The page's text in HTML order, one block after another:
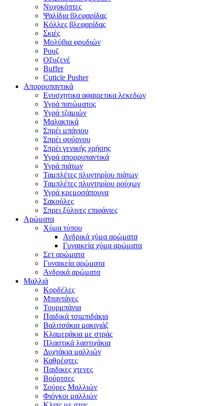
Νυχοκόπτες
Ψαλίδια βλεφαρίδας
Κόλλες βλεφαρίδας
Σκιές
Μολύβια φρυδιών
Ρουζ
Οξυζενέ
Buffer
Cuticle Pusher
Απορρυπαντικά
Eνυσχητικα αφαιρετικα λεκεδων
Υγρά πατώματος
Υγρά τζαμιών
Μαλακτικά
Σπρέι μπάνιου
Σπρέι φούρνου
Σπρέι γενικής χρήσης
Υγρά απορρυπαντικά
Υγρά πιάτων
Ταμπλέτες πλυντηρίου πιάτων
Ταμπλέτες πλυντηρίου ρούχων
Υγρά κρεμοσάπουνα
Σακούλες
Σπρει ξύλινες επιφάνιες
Αρώματα
Χύμα τύπου
Ανδρικά χύμα αρώματα
Γυναικεία χύμα αρώματα
Σετ αρώματα
Γυναικεία αρώματα
Ανδρικά αρώματα
Μαλλιά
Κορδέλες
Μπαντάνες
Τουρμπάνια
Παιδικά τσιμπιδάκια
Βαλιτσάκια μακιγιάζ
Κλαμεράκια με στράς
Πλαστικά λαστιχάκια
Δυχτάκια μαλλιών
Καθρέφτες
Παιδικες χτενες
Βούρτσες
Σούρες Μαλλιών
Φιόγκοι μαλλιών